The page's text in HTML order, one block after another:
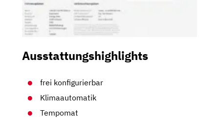
Ausstattungshighlights
frei konfigurierbar
Klimaautomatik
Tempomat